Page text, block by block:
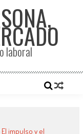
laboral
El impulso y el